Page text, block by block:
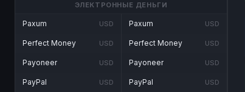
ЭЛЕКТРОННЫЕ ДЕНЬГИ
Paxum USD
Perfect Money USD
Payoneer USD
PayPal USD
Paxum USD
Perfect Money USD
Payoneer USD
PayPal USD